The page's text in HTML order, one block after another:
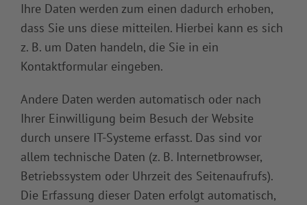
Ihre Daten werden zum einen dadurch erhoben,
dass Sie uns diese mitteilen. Hierbei kann es sich
z. B. um Daten handeln, die Sie in ein
Kontaktformular eingeben.
Andere Daten werden automatisch oder nach
Ihrer Einwilligung beim Besuch der Website
durch unsere IT-Systeme erfasst. Das sind vor
allem technische Daten (z. B. Internetbrowser,
Betriebssystem oder Uhrzeit des Seitenaufrufs).
Die Erfassung dieser Daten erfolgt automatisch,